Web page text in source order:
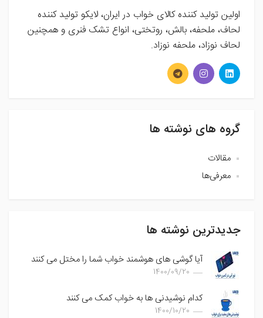
اولین تولید کننده کالای خواب در ایران، لایکو تولید کننده
لحاف، ملحفه، بالش، روتختی، انواع تشک فنری و همچنین
لحاف نوزاد، ملحفه نوزاد.
گروه های نوشته ها
مقالات
معرفی‌ها
جدیدترین نوشته ها
آیا گوشی های هوشمند خواب شما را مختل می کنند
1400/09/20
کدام نوشیدنی ها به خواب کمک می کنند
1400/10/20